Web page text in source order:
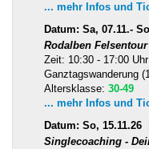
... mehr Infos und
Datum: Sa, 07.11.-
Rodalben
Zeit: 10:30 - 17:00 Uhr
Ganztagswanderung
Altersklasse: 30-49
... mehr Infos und
Datum: So, 15.11.26
Singlecoaching -